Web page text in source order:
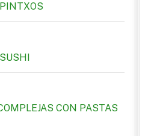
CON PASTAS